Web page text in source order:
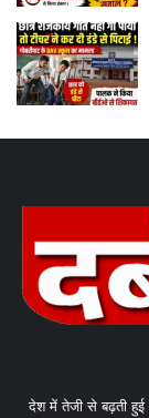
देश में तेजी से बढ़ती हुई